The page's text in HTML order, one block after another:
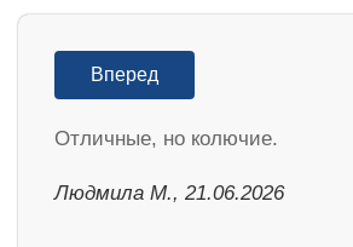
Вперед
Отличные, но колючие.
Людмила М., 21.06.2026